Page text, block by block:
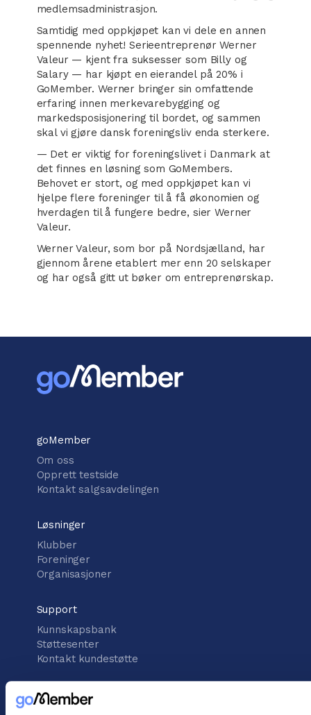
medlemsadministrasjon.
Samtidig med oppkjøpet kan vi dele en annen
spennende nyhet! Serieentreprenør Werner
Valeur — kjent fra suksesser som Billy og
Salary — har kjøpt en eierandel på 20% i
GoMember. Werner bringer sin omfattende
erfaring innen merkevarebygging og
markedsposisjonering til bordet, og sammen
skal vi gjøre dansk foreningsliv enda sterkere.
— Det er viktig for foreningslivet i Danmark at
det finnes en løsning som GoMembers.
Behovet er stort, og med oppkjøpet kan vi
hjelpe flere foreninger til å få økonomien og
hverdagen til å fungere bedre, sier Werner
Valeur.
Werner Valeur, som bor på Nordsjælland, har
gjennom årene etablert mer enn 20 selskaper
og har også gitt ut bøker om entreprenørskap.
goMember
Om oss
Opprett testside
Kontakt salgsavdelingen
Løsninger
Klubber
Foreninger
Organisasjoner
Support
Kunnskapsbank
Støttesenter
Kontakt kundestøtte
informasjon